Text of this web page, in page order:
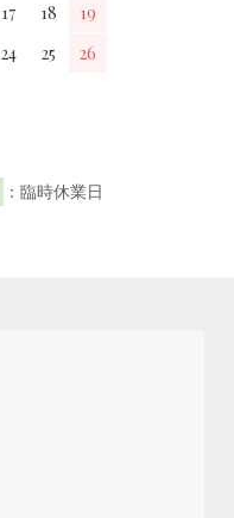
17 18
19
24 25
26
：臨時休業日